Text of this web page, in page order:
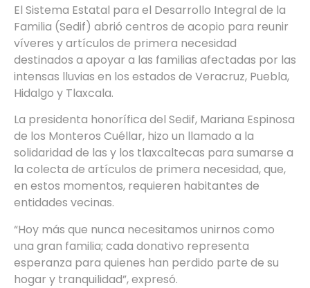
El Sistema Estatal para el Desarrollo Integral de la
Familia (Sedif) abrió centros de acopio para reunir
víveres y artículos de primera necesidad
destinados a apoyar a las familias afectadas por las
intensas lluvias en los estados de Veracruz, Puebla,
Hidalgo y Tlaxcala.
La presidenta honorífica del Sedif, Mariana Espinosa
de los Monteros Cuéllar, hizo un llamado a la
solidaridad de las y los tlaxcaltecas para sumarse a
la colecta de artículos de primera necesidad, que,
en estos momentos, requieren habitantes de
entidades vecinas.
“Hoy más que nunca necesitamos unirnos como
una gran familia; cada donativo representa
esperanza para quienes han perdido parte de su
hogar y tranquilidad”, expresó.